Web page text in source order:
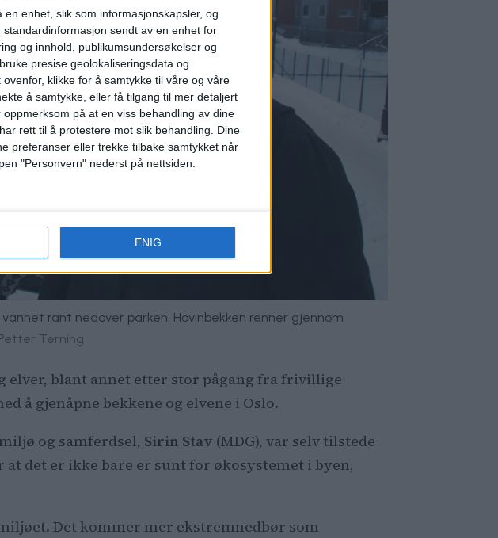
enhet, slik som informasjonskapsler, og
sendt av en enhet for
og innhold, publikumsundersøkelser og
bruke presise geolokaliseringsdata og
klikke for å samtykke til våre og våre
å samtykke, eller få tilgang til mer detaljert
på at en viss behandling av dine
rett til å protestere mot slik behandling. Dine
preferanser eller trekke tilbake samtykket når
"Personvern" nederst på nettsiden.
ENIG
rant nedover parken. Hovinbekken renner gjennom
Terning
elver, blant annet etter stor pågang fra frivillige
å gjenåpne bekkene og elvene i Oslo.
og samferdsel, Sirin Stav (MDG), var selv tilstede
det er ikke bare er sunt for økosystemet i byen,
Det kommer mer ekstremnedbør som